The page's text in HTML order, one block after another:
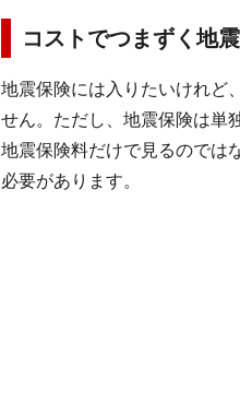
コストでつまずく地
地震保険には入りたいけれど
せん。ただし、地震保険は単
地震保険料だけで見るのでは
必要があります。